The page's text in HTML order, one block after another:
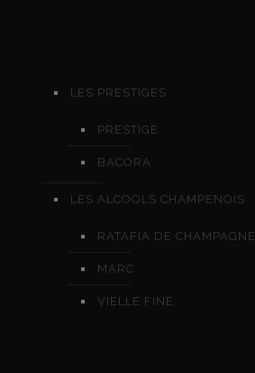
LES PRESTIGES
PRESTIGE
BACORA
LES ALCOOLS CHAMPENOIS
RATAFIA DE CHAMPAGNE
MARC
VIELLE FINE